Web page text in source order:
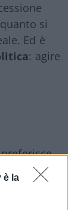
è la
si
Ed è
: agire
ma una
al caro